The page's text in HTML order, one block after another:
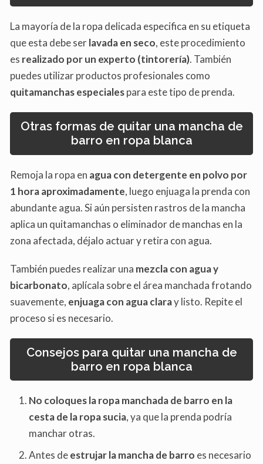
La mayoría de la ropa delicada especifica en su etiqueta
que esta debe serlavada en seco, este procedimiento
es realizado por un experto (tintorería). También
puedes utilizar productos profesionales como
quitamanchas especialespara este tipo de prenda.
Otras formas de quitar una mancha de
barro en ropa blanca
Remoja la ropa en agua con detergente en polvo por
1 hora aproximadamente, luego enjuaga la prenda con
abundante agua. Si aún persisten rastros de la mancha
aplica un quitamanchas o eliminador de manchas en la
zona afectada, déjalo actuar y retira con agua.
También puedes realizar una mezcla con agua y
bicarbonato, aplícala sobre el área manchada frotando
suavemente, enjuaga con agua claray listo. Repite el
proceso si es necesario.
Consejos para quitar una mancha de
barro en ropa blanca
No coloques la ropa manchada de barro en la
cesta de la ropa sucia, ya que la prenda podría
manchar otras.
Antes deestrujar la mancha de barro es necesario